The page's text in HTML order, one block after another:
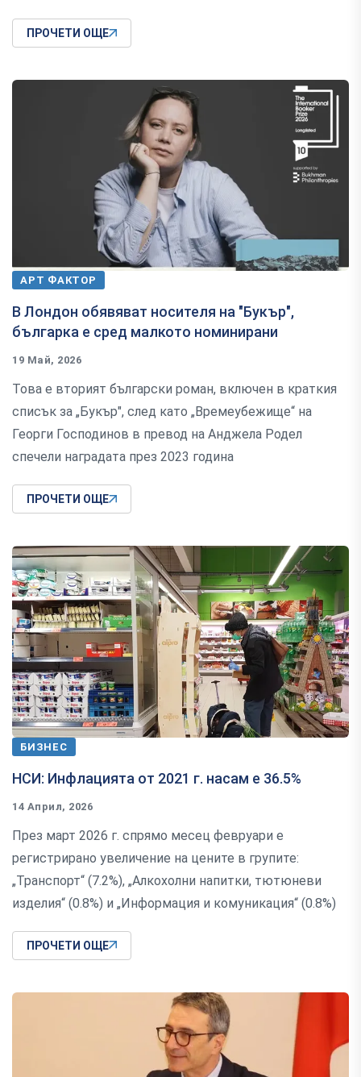
ПРОЧЕТИ ОЩЕ
АРТ ФАКТОР
В Лондон обявяват носителя на "Букър",
българка е сред малкото номинирани
19 Май, 2026
Това е вторият български роман, включен в краткия
списък за „Букър", след като „Времеубежище“ на
Георги Господинов в превод на Анджела Родел
спечели наградата през 2023 година
ПРОЧЕТИ ОЩЕ
БИЗНЕС
НСИ: Инфлацията от 2021 г. насам е 36.5%
14 Април, 2026
През март 2026 г. спрямо месец февруари е
регистрирано увеличение на цените в групите:
„Транспорт“ (7.2%), „Алкохолни напитки, тютюневи
изделия“ (0.8%) и „Информация и комуникация“ (0.8%)
ПРОЧЕТИ ОЩЕ